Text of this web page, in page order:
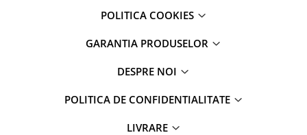
iPhone 16 Pro Max
POLITICA COOKIES
GARANTIA PRODUSELOR
DESPRE NOI
POLITICA DE CONFIDENTIALITATE
LIVRARE